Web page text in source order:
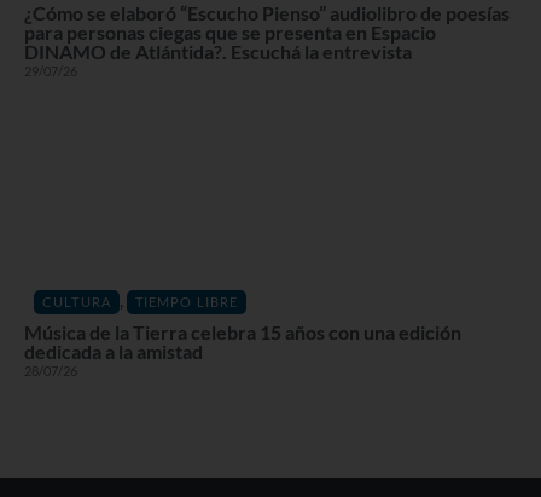
¿Cómo se elaboró “Escucho Pienso” audiolibro de poesías
para personas ciegas que se presenta en Espacio
DINAMO de Atlántida?. Escuchá la entrevista
29/07/26
CULTURA , TIEMPO LIBRE
Música de la Tierra celebra 15 años con una edición
dedicada a la amistad
28/07/26